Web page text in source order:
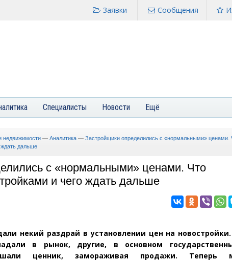
Сообщения
Заявки
Специалисты Новости Ещё
недвижимости — Аналитика — Застройщики определились с «нормальными» ценами.
ждать дальше
с «нормальными» ценами. Что
и чего ждать дальше
некий раздрай в установлении цен на
в рынок, другие, в основном
ценник, замораживая продажи. Теперь